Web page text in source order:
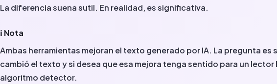
La diferencia suena sutil. En realidad, es significativa.
ℹ️ Nota
Ambas herramientas mejoran el texto generado por IA. La pregunta es
cambió el texto y si desea que esa mejora tenga sentido para un lector
algoritmo detector.